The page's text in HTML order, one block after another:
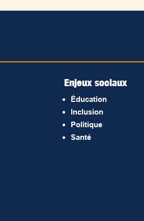
Enjeux sociaux
Éducation
Inclusion
Politique
Santé